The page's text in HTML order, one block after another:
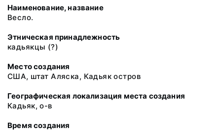
Наименование, название
Весло.
Этническая принадлежность
кадьякцы (?)
Место создания
США, штат Аляска, Кадьяк остров
Географическая локализация места создания
Кадьяк, о-в
Время создания